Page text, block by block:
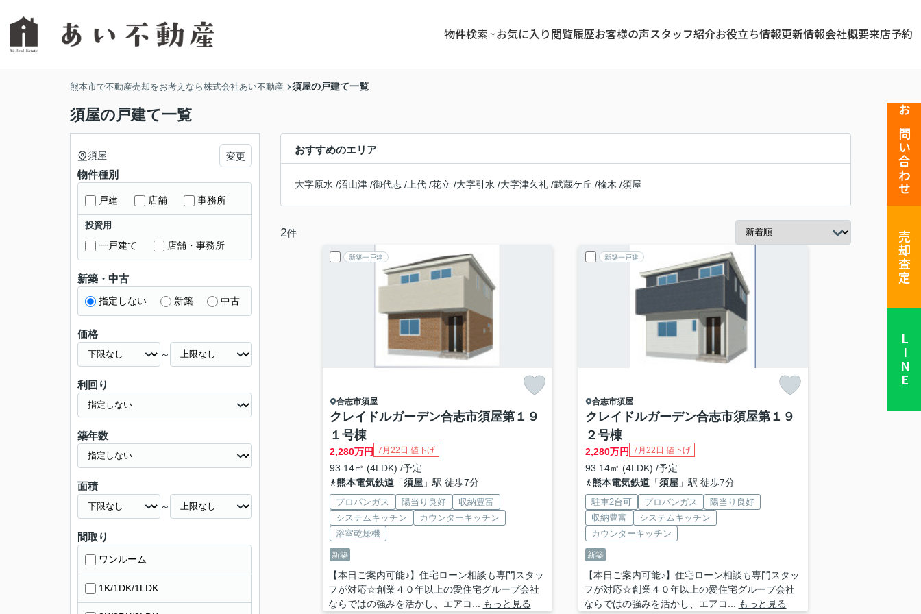
物件検索 お気に入り閲覧履歴お客様の声スタッフ紹介お役立ち情報更新情報会社概要来店予約
お問い合わせ
売却査定
LINE
熊本市で不動産売却をお考えなら株式会社あい不動産 須屋の戸建て一覧
須屋の戸建て一覧
おすすめのエリア
大字原水 /沼山津 /御代志 / 上代 /花立 /大字引水 /大字津久礼 /武蔵ケ丘 /楡木 /須屋
2件
新築一戸建
合志市須屋
クレイドルガーデン合志市須屋第１９
１号棟
2,280万円 7月22日 値下げ
93.14㎡ (4LDK) /予定
熊本電気鉄道「須屋」駅 徒歩7分
プロパンガス 陽当り良好
収納豊富
システムキッチン
カウンターキッチン
浴室乾燥機
新築
【本日ご案内可能♪】住宅ローン相談も専門スタッ
フが対応☆創業４０年以上の愛住宅グループ会社
ならではの強みを活かし、エアコ...
もっと見る
新築一戸建
合志市須屋
クレイドルガーデン合志市須屋第１９
２号棟
2,280万円 7月22日 値下げ
93.14㎡ (4LDK) /予定
熊本電気鉄道「須屋」駅 徒歩7分
駐車2台可 プロパンガス
陽当り良好
収納豊富
システムキッチン
カウンターキッチン
新築
【本日ご案内可能♪】住宅ローン相談も専門スタッ
フが対応☆創業４０年以上の愛住宅グループ会社
ならではの強みを活かし、エアコ...
もっと見る
須屋 変更
物件種別
戸建 店舗 事務所
投資用
一戸建て 店舗・事務所
新築・中古
指定しない 新築 中古
価格
～
利回り
築年数
面積
～
間取り
ワンルーム
1K/1DK/1LDK